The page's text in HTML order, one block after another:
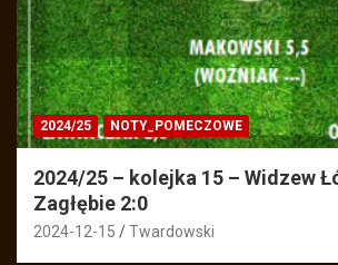
2024/25 NOTY_POMECZOWE
2024/25 – kolejka 15 – Widzew
Zagłębie 2:0
2024-12-15 Twardowski